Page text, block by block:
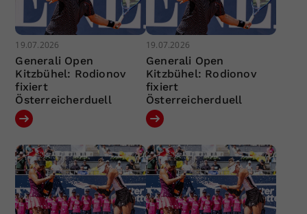
19.07.2026
Generali Open
Kitzbühel: Rodionov
fixiert
Österreicherduell
19.07.2026
Generali Open
Kitzbühel: Rodionov
fixiert
Österreicherduell